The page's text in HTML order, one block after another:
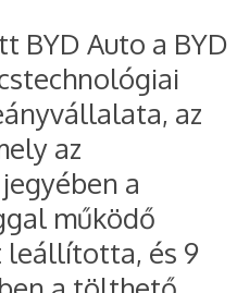
BYD Auto a BYD
az
az
a
működő
leállította, és 9